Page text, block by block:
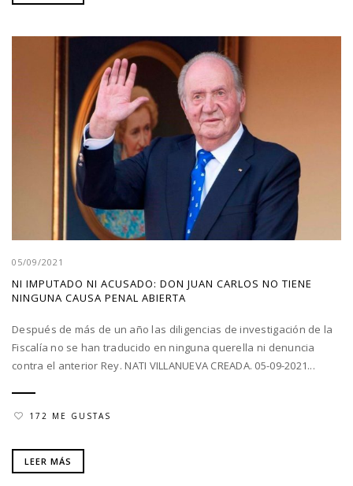
05/09/2021
NI IMPUTADO NI ACUSADO: DON JUAN CARLOS NO TIENE
NINGUNA CAUSA PENAL ABIERTA
Después de más de un año las diligencias de investigación de la
Fiscalía no se han traducido en ninguna querella ni denuncia
contra el anterior Rey. NATI VILLANUEVA CREADA. 05-09-2021...
172 ME GUSTAS
LEER MÁS